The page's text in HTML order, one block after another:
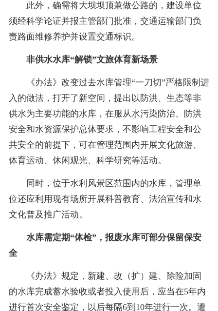
此外，确需将大坝坝顶兼做公路的，建设单位
须经科学论证并报主管部门批准，交通运输部门负
责路面维修养护并设置交通标识。
非供水水库“解锁”文旅体育新场景
《办法》改变过去水库管理“一刀切”严格限制进
入的做法，打开了新空间，提出以防洪、生态等非
供水为主要功能的水库，在服从水污染防治、防洪
安全和水资源保护总体要求，不影响工程安全和公
共安全的前提下，可在管理范围内开展文化旅游、
体育运动、休闲观光、科学研究等活动。
同时，位于水利风景区范围内的水库，管理单
位还应利用现有场所开展科普教育、法治宣传和水
文化普及推广活动。
水库需定期“体检”，报废水库可部分保留保安
全
《办法》规定，新建、改（扩）建、除险加固
的水库完成蓄水验收或者投入使用后，应当在5年内
进行首次安全鉴定，以后每隔6到10年进行一次。遭